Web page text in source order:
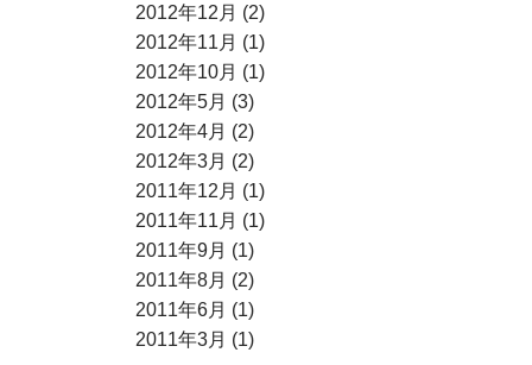
2012年12月 (2)
2012年11月 (1)
2012年10月 (1)
2012年5月 (3)
2012年4月 (2)
2012年3月 (2)
2011年12月 (1)
2011年11月 (1)
2011年9月 (1)
2011年8月 (2)
2011年6月 (1)
2011年3月 (1)